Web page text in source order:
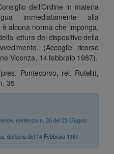
dell’Ordine in materia
immediatamente alla
alcuna norma che imponga,
lettura del dispositivo della
(Accoglie ricorso
Vicenza, 14 febbraio 1987).
Pontecorvo, rel. Rutelli),
35
sentenza n. 35 del 23 Giugno
delibera del 14 Febbraio 1987